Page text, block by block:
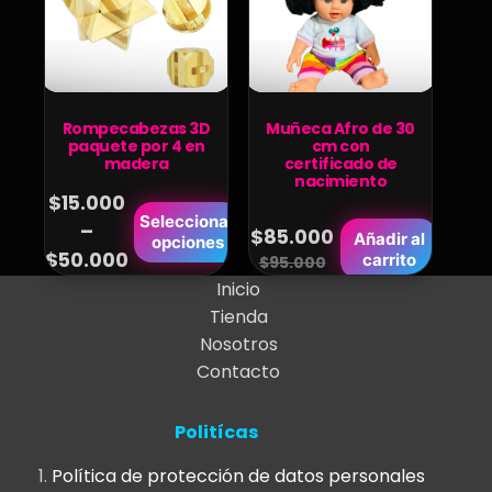
Rompecabezas 3D
paquete por 4 en
madera
$15.000
–
$50.000
Price
range:
Seleccionar
opciones
Este
producto
tiene
elegir
Muñeca Afro de 30
cm con
certificado de
nacimiento
$95.000
Original
$85.000
Current
Añadir al
carrito
Inicio
Tienda
Nosotros
Contacto
Politícas
Política de protección de datos personales